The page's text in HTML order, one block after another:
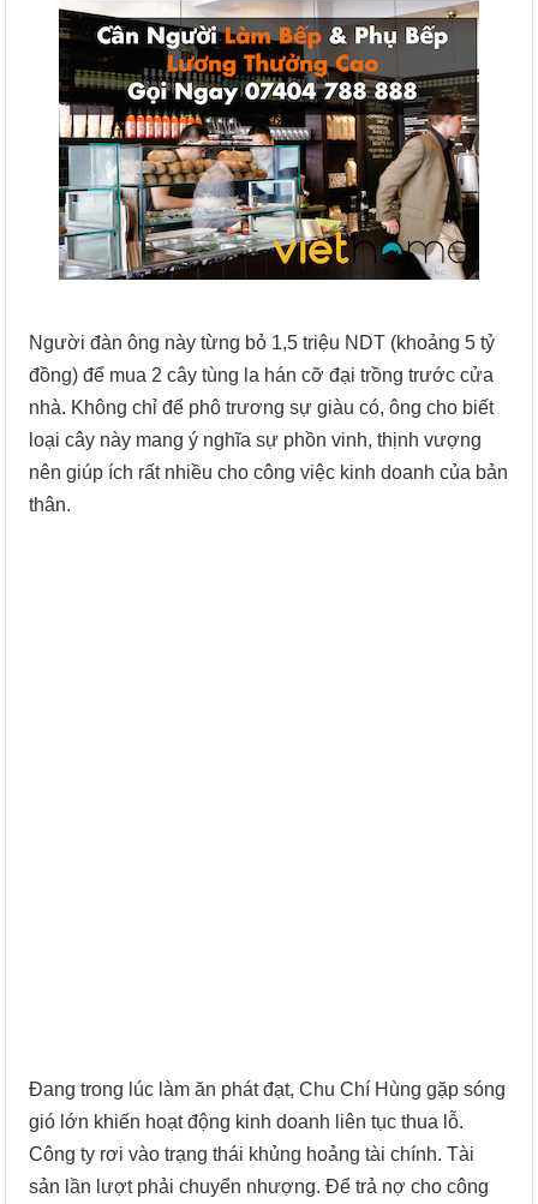
Người đàn ông này từng bỏ 1,5 triệu NDT (khoảng 5 tỷ
đồng) để mua 2 cây tùng la hán cỡ đại trồng trước cửa
nhà. Không chỉ để phô trương sự giàu có, ông cho biết
loại cây này mang ý nghĩa sự phồn vinh, thịnh vượng
nên giúp ích rất nhiều cho công việc kinh doanh của bản
thân.
Đang trong lúc làm ăn phát đạt, Chu Chí Hùng gặp sóng
gió lớn khiến hoạt động kinh doanh liên tục thua lỗ.
Công ty rơi vào trạng thái khủng hoảng tài chính. Tài
sản lần lượt phải chuyển nhượng. Để trả nợ cho công